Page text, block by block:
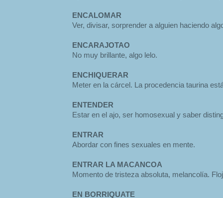
ENCALOMAR
Ver, divisar, sorprender a alguien haciendo
ENCARAJOTAO
No muy brillante, algo lelo.
ENCHIQUERAR
Meter en la cárcel. La procedencia taurina
ENTENDER
Estar en el ajo, ser homosexual y saber
ENTRAR
Abordar con fines sexuales en mente.
ENTRAR LA MACANCOA
Momento de tristeza absoluta, melancolía.
EN BORRIQUATE